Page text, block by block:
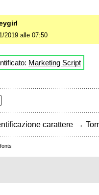
2019 alle 07:50
Marketing Script
carattere →